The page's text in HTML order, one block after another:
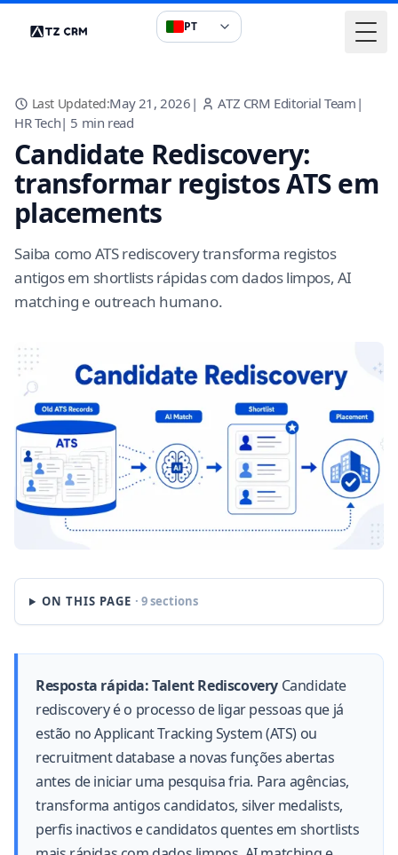
PT
Last Updated:May 21, 2026 | ATZ CRM Editorial Team |
HR Tech| 5 min read
Candidate Rediscovery:
transformar registos ATS em
placements
Saiba como ATS rediscovery transforma registos
antigos em shortlists rápidas com dados limpos, AI
matching e outreach humano.
ON THIS PAGE · 9 sections
Resposta rápida: Talent Rediscovery Candidate
rediscovery é o processo de ligar pessoas que já
estão no Applicant Tracking System (ATS) ou
recruitment database a novas funções abertas
antes de iniciar uma pesquisa fria. Para agências,
transforma antigos candidatos, silver medalists,
perfis inactivos e candidatos quentes em shortlists